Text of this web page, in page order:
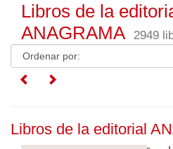
Libros de la
ANAGRAMA
2949
Libros de la editorial